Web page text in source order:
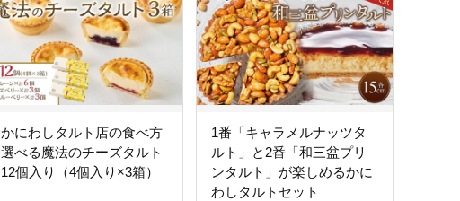
かにわしタルト店の食べ方
選べる魔法のチーズタルト
12個入り（4個入り×3箱）
1番「キャラメルナッツタ
ルト」と2番「和三盆プリ
ンタルト」が楽しめるかに
わしタルトセット